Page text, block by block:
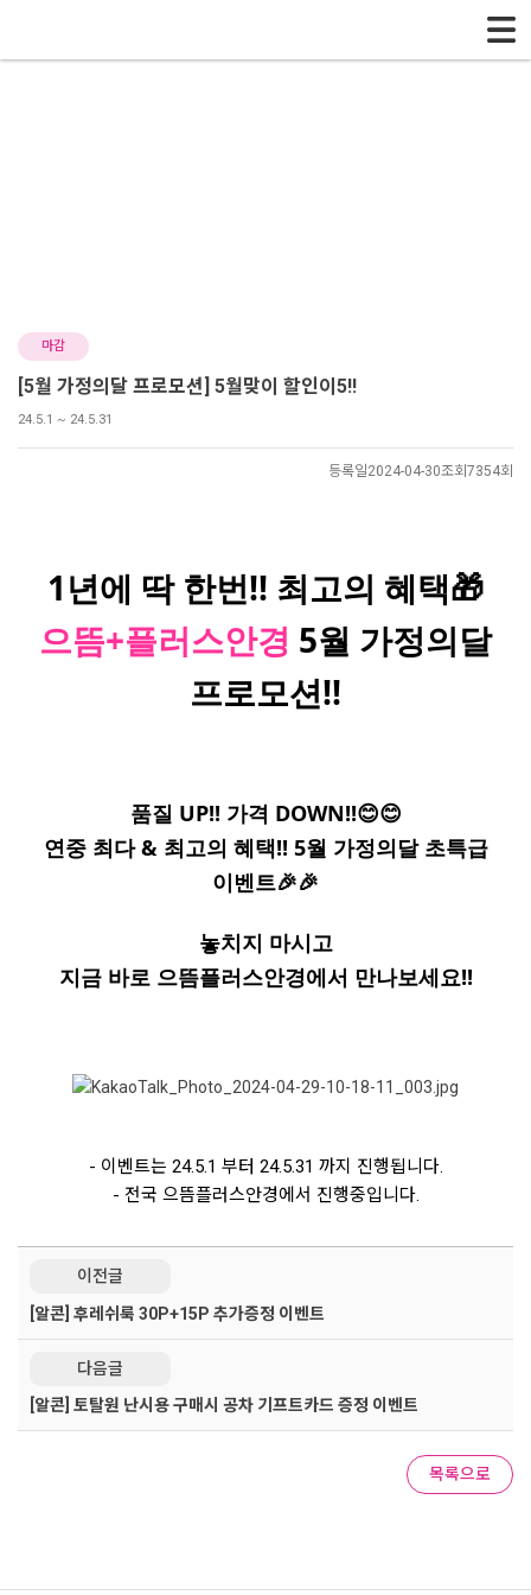
마감
[5월 가정의달 프로모션] 5월맞이 할인이5!!
24.5.1 ~ 24.5.31
등록일2024-04-30조회 7354회
1년에 딱 한번!! 최고의 혜택🎁
으뜸+플러스안경 5월 가정의달
프로모션!!
품질 UP!! 가격 DOWN!!😊😊
연중 최다 & 최고의 혜택!! 5월 가정의달 초특급
이벤트🎉🎉
놓치지 마시고
지금 바로 으뜸플러스안경에서 만나보세요!!
- 이벤트는 24.5.1 부터 24.5.31 까지 진행됩니다.
- 전국 으뜸플러스안경에서 진행중입니다.
이전글
[알콘] 후레쉬룩 30P+15P 추가증정 이벤트
다음글
[알콘] 토탈원 난시용 구매시 공차 기프트카드 증정 이벤트
목록으로